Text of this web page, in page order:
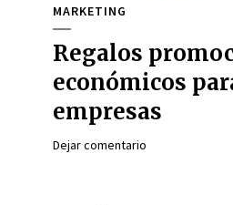
MARKETING
Regalos
económicos
empresas
Dejar comentario